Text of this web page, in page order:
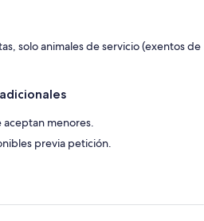
solo animales de servicio (exentos de
aceptan menores.
previa petición.